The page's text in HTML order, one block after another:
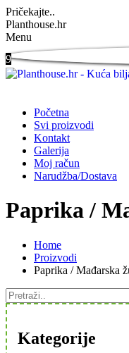
Pričekajte..
Planthouse.hr
Menu
9
Početna
Svi proizvodi
Kontakt
Galerija
Moj račun
Narudžba/Dostava
Paprika /
Home
Proizvodi
Paprika / Mađarska
Kategorije